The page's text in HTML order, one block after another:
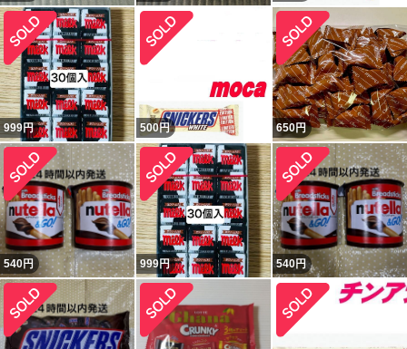
999円 500円 650円
540円 999円 540円